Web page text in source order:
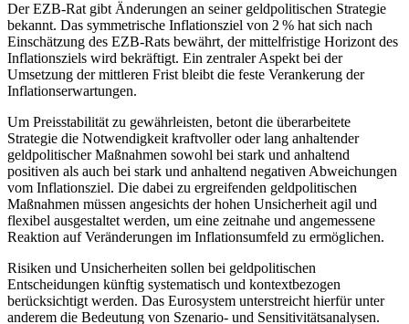
DerEZB-Rat gibt Änderungen an seiner geldpolitischen Strategie
bekannt. Das symmetrische Inflationsziel von 2 % hat sich nach
Einschätzung des EZB-Rats bewährt, der mittelfristige Horizont des
Inflationsziels wird bekräftigt. Ein zentraler Aspekt bei der
Umsetzung der mittleren Frist bleibt die feste Verankerung der
Inflationserwartungen.
Um Preisstabilität zu gewährleisten, betont die überarbeitete
Strategie die Notwendigkeit kraftvoller oder lang anhaltender
geldpolitischer Maßnahmen sowohl bei stark und anhaltend
positiven als auch bei stark und anhaltend negativen Abweichungen
vom Inflationsziel. Die dabei zu ergreifenden geldpolitischen
Maßnahmen müssen angesichts der hohen Unsicherheit agil und
flexibel ausgestaltet werden, um eine zeitnahe und angemessene
Reaktion auf Veränderungen im Inflationsumfeld zu ermöglichen.
Risiken und Unsicherheiten sollen bei geldpolitischen
Entscheidungen künftig systematisch und kontextbezogen
berücksichtigt werden. Das Eurosystem unterstreicht hierfür unter
anderem die Bedeutung von Szenario- und Sensitivitätsanalysen.